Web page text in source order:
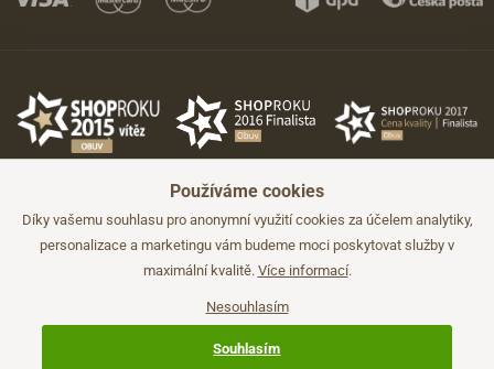
©2026 JADI.cz. Užití materiálů bez souhlasu není možné.
Používáme cookies
Díky vašemu souhlasu pro anonymní využití cookies za účelem analytiky,
personalizace a marketingu vám budeme moci poskytovat služby v
maximální kvalitě. Více informací.
Nesouhlasím
Souhlasím